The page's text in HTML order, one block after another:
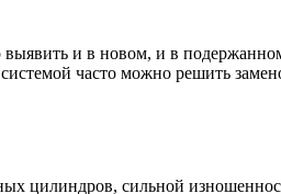
и в новом, и в
часто можно решить
цилиндров, сильной